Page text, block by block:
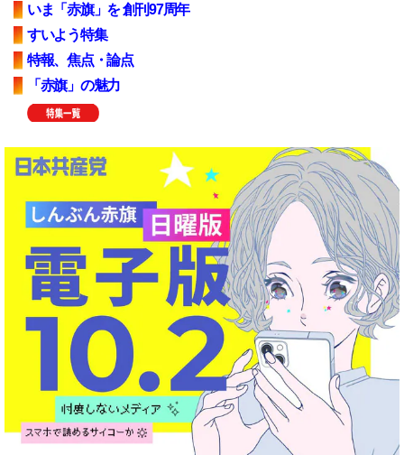
いま「赤旗」を 創刊97周年
すいよう特集
特報、焦点・論点
「赤旗」の魅力